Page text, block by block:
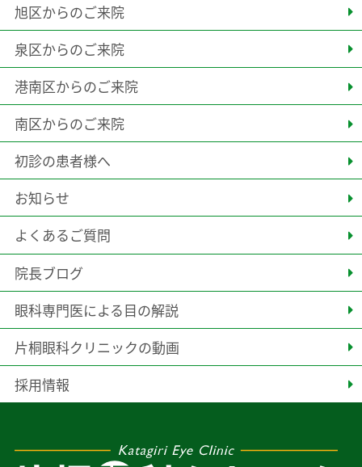
旭区からのご来院
泉区からのご来院
港南区からのご来院
南区からのご来院
初診の患者様へ
お知らせ
よくあるご質問
院長ブログ
眼科専門医による目の解説
片桐眼科クリニックの動画
採用情報